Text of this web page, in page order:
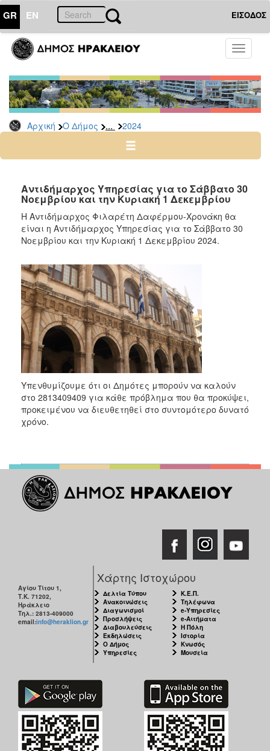
GR EN ΕΙΣΟΔΟΣ
Toggle
Αρχική Ο Δήμος ... 2024
ΔΗΜΟΣ
Δελτία
Τύπου
Αρχείο
2026
2024
2022
2021
2020
2018
2017
2016
2015
2012
2011
2010
2006
ΤΟΠΟΣ
Αντιδήμαρχος Υπηρεσίας για το Σάββατο 30
Νοεμβρίου και την Κυριακή 1 Δεκεμβρίου
H Αντιδήμαρχος Φιλαρέτη Δαφέρμου-Χρονάκη θα
είναι η Αντιδήμαρχος Υπηρεσίας για το Σάββατο 30
Νοεμβρίου και την Κυριακή 1 Δεκεμβρίου 2024.
Υπενθυμίζουμε ότι οι Δημότες μπορούν να καλούν
στο 2813409409 για κάθε πρόβλημα που θα προκύψει,
προκειμένου να διευθετηθεί στο συντομότερο δυνατό
χρόνο.
Αγίου Τίτου 1,
Τ.Κ. 71202,
Ηράκλειο
Τηλ.: 2813-409000
email:info@heraklion.gr
Χάρτης Ιστοχώρου
Δελτία Τύπου
Ανακοινώσεις
Διαγωνισμοί
Προσλήψεις
Διαβουλεύσεις
Εκδηλώσεις
Ο Δήμος
Υπηρεσίες
Κ.Ε.Π.
Τηλέφωνα
e-Υπηρεσίες
e-Αιτήματα
Η Πόλη
Ιστορία
Κνωσός
Μουσεία